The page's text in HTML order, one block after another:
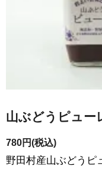
山ぶどうピュ
780円(税込)
野田村産山ぶどうピ